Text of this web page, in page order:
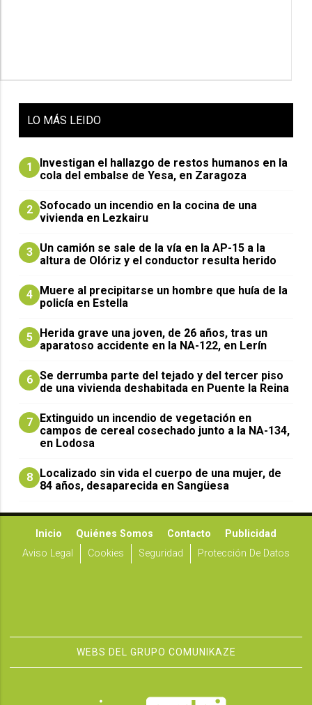
LO MÁS LEIDO
1
Investigan el hallazgo de restos humanos en la
cola del embalse de Yesa, en Zaragoza
2 Sofocado un incendio en la cocina de una
vivienda en Lezkairu
3 Un camión se sale de la vía en la AP-15 a la
altura de Olóriz y el conductor resulta herido
4
Muere al precipitarse un hombre que huía de la
policía en Estella
5
Herida grave una joven, de 26 años, tras un
aparatoso accidente en la NA-122, en Lerín
6 Se derrumba parte del tejado y del tercer piso
de una vivienda deshabitada en Puente la Reina
7
Extinguido un incendio de vegetación en
campos de cereal cosechado junto a la NA-134,
en Lodosa
8
Localizado sin vida el cuerpo de una mujer, de
84 años, desaparecida en Sangüesa
Inicio Quiénes Somos Contacto
Publicidad
Aviso Legal
Cookies Seguridad Protección De Datos
WEBS DEL GRUPO COMUNIKAZE